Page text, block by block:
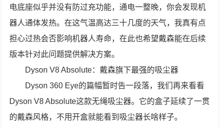
电底座似乎并没有防过充功能，通电一整晚，你会发现机
器人通体发热。在这气温高达三十几度的天气，我真有点
担心过热会否影响机器人寿命，在此也希望戴森能在后续
版本针对此问题提供解决方案。
Dyson V8 Absolute：戴森旗下最强的吸尘器
Dyson 360 Eye的篇幅暂时告一段落，我们再来看看
Dyson V8 Absolute这款无绳吸尘器。它的盒子延续了一贯
的戴森风格，不用开盒就能看到吸尘器长啥样子。